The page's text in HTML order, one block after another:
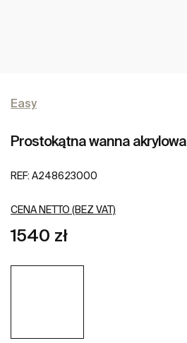
Easy
Prostokątna wanna akrylowa
REF: A248623000
CENA NETTO (BEZ VAT)
1540 zł